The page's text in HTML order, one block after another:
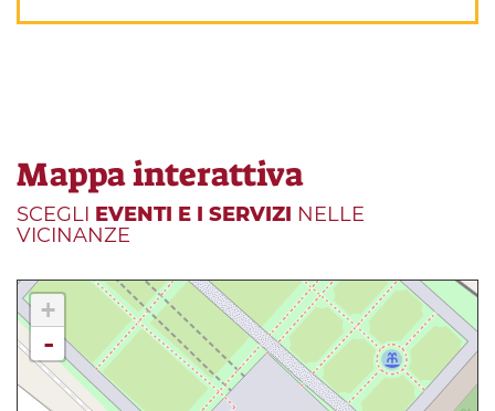
Mappa interattiva
SCEGLI EVENTI E I SERVIZI NELLE
VICINANZE
+
-